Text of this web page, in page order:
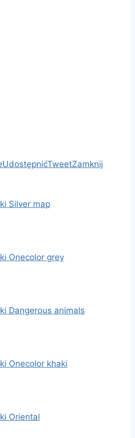
UdostępnićTweetZamknij
Silver map
Onecolor grey
Dangerous animals
Onecolor khaki
Oriental